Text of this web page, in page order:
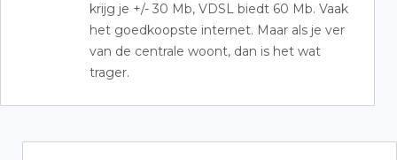
krijg je +/- 30 Mb, VDSL biedt 60 Mb. Vaak
het goedkoopste internet. Maar als je ver
van de centrale woont, dan is het wat
trager.